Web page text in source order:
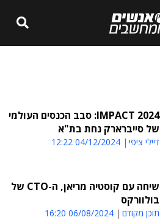
IMPACT 2024: סבב הכנסים העולמי
של סייברארק נחת בת"א
דיילי ציפי 04/12/2024 12:22
שיחה עם קוסטיה מריאן, ה-CTO של
בולוורקס
תוכן מקודם 06/08/2024 16:20